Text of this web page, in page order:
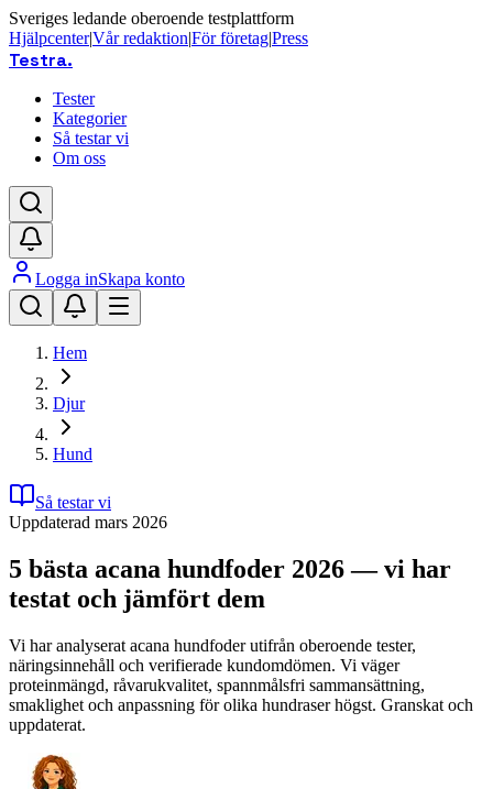
Sveriges ledande oberoende testplattform
Hjälpcenter|Vår redaktion|För företag|Press
Testra.
Tester
Kategorier
Så testar vi
Om oss
Logga inSkapa konto
Hem
Djur
Hund
Så testar vi
Uppdaterad mars 2026
5 bästa acana hundfoder 2026 — vi har
testat och jämfört dem
Vi har analyserat acana hundfoder utifrån oberoende tester,
näringsinnehåll och verifierade kundomdömen. Vi väger
proteinmängd, råvarukvalitet, spannmålsfri sammansättning,
smaklighet och anpassning för olika hundraser högst. Granskat och
uppdaterat.